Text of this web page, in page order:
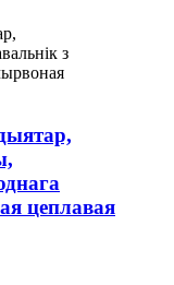
цеплавая